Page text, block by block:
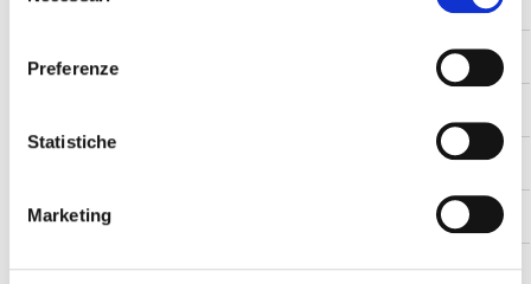
Preferenze
Statistiche
Marketing
BEHR
BEHR HELLA